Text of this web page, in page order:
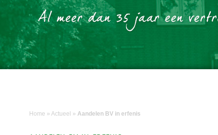
Home » Actueel » Aandelen BV in erfenis